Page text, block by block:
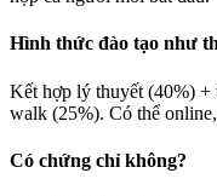
Hình thức đào tạo như
Kết hợp lý thuyết (40%) +
walk (25%). Có thể
Có chứng chỉ không?